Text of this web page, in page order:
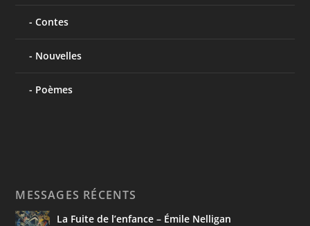
Contes
Nouvelles
Poèmes
MESSAGES RÉCENTS
La Fuite de l’enfance – Émile Nelligan